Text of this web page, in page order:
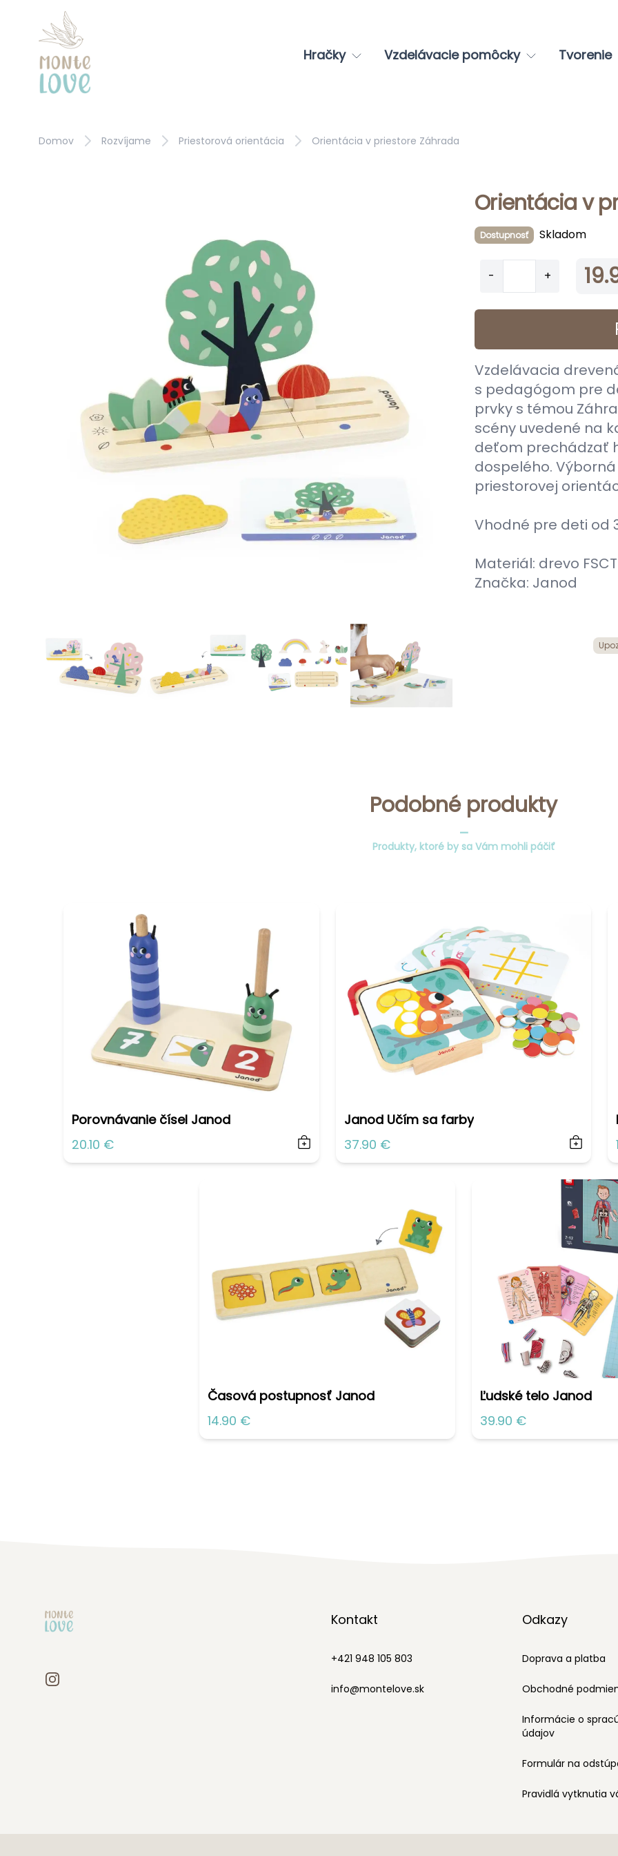
Hračky Vzdelávacie pomôcky Tvorenie
Domov Rozvíjame Priestorová orientácia Orientácia v priestore Záhrada
Orientácia v
Dostupnosť Skladom
- +
Vzdelávacia
s pedagógom pre
prvky s témou
scény uvedené na
deťom prechádzať
dospelého.
priestorovej
Vhodné pre deti od
Materiál: drevo
Značka: Janod
Podobné produkty
_
Produkty, ktoré by sa Vám mohli páčiť
Porovnávanie čísel Janod
20.10 €
Janod Učím sa farby
37.90 €
Časová postupnosť Janod
14.90 €
Ľudské telo Janod
39.90 €
Kontakt
+421 948 105 803
info@montelove.sk
Odkazy
Doprava a platba
Obchodné
Informácie o
údajov
Formulár na
Pravidlá vytknutia